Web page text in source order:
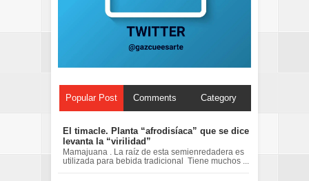
Popular Post Comments Category
El timacle. Planta “afrodisíaca” que se dice
levanta la “virilidad”
Mamajuana . La raíz de esta semienredadera es
utilizada para bebida tradicional Tiene muchos ...